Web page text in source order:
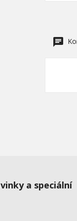
a speciální